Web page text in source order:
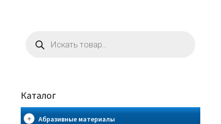
товаров
Каталог
Абразивные материалы